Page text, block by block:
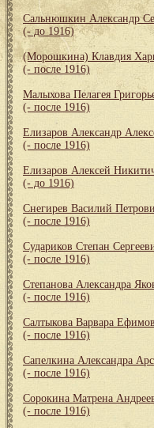
Сальнюшкин Александр
(- до 1916)
(Морошкина) Клавдия
(- после 1916)
Малыхова Пелагея
(- после 1916)
Елизаров Александр
(- после 1916)
Елизаров Алексей
(- до 1916)
Снегирев Василий
(- после 1916)
Судариков Степан
(- после 1916)
Степанова Александра
(- после 1916)
Салтыкова Варвара
(- после 1916)
Сапелкина Александра
(- после 1916)
Сорокина Матрена
(- после 1916)